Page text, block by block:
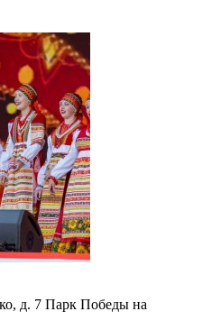
д. 7 Парк Победы на